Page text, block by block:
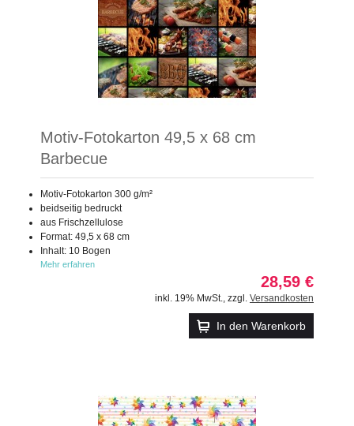
Motiv-Fotokarton 49,5 x 68 cm
Barbecue
Motiv-Fotokarton 300 g/m²
beidseitig bedruckt
aus Frischzellulose
Format: 49,5 x 68 cm
Inhalt: 10 Bogen
Mehr erfahren
28,59 €
inkl. 19% MwSt. zzgl. Versandkosten
In den Warenkorb